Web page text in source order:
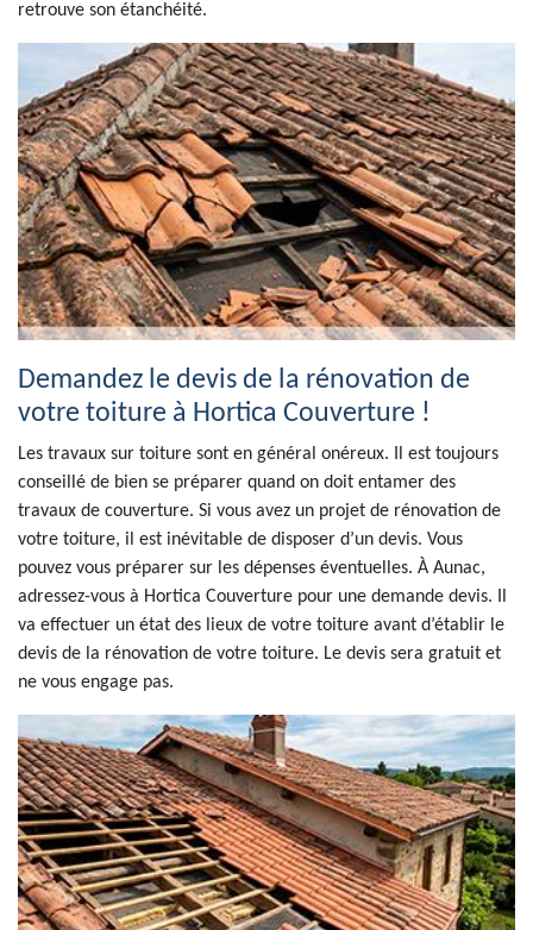
retrouve son étanchéité.
Demandez le devis de la rénovation de
votre toiture à Hortica Couverture !
Les travaux sur toiture sont en général onéreux. Il est toujours
conseillé de bien se préparer quand on doit entamer des
travaux de couverture. Si vous avez un projet de rénovation de
votre toiture, il est inévitable de disposer d’un devis. Vous
pouvez vous préparer sur les dépenses éventuelles. À Aunac,
adressez-vous à Hortica Couverture pour une demande devis. Il
va effectuer un état des lieux de votre toiture avant d’établir le
devis de la rénovation de votre toiture. Le devis sera gratuit et
ne vous engage pas.